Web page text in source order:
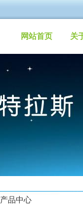
网站首页 关
产品中心